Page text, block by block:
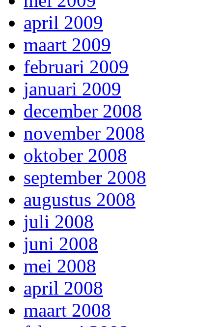
april 2009
maart 2009
februari 2009
januari 2009
december 2008
november 2008
oktober 2008
september 2008
augustus 2008
juli 2008
juni 2008
mei 2008
april 2008
maart 2008